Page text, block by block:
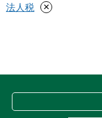
法人税 ×